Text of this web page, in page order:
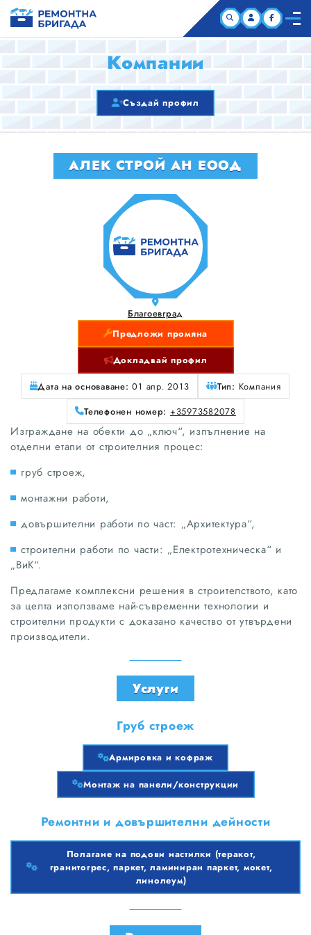
КОМПАНИИ
ЗА НАС
Компании
Създай профил
АЛЕК СТРОЙ АН ЕООД
Благоевград
Предложи промяна
Докладвай профил
Дата на основаване: 01 апр. 2013 Тип: Компания
Телефонен номер: +35973582078
Изграждане на обекти до „ключ“, изпълнение на
отделни етапи от строителния процес:
груб строеж,
монтажни работи,
довършителни работи по част: „Архитектура“,
строителни работи по части: „Електротехническа“ и
„ВиК“.
Предлагаме комплексни решения в строителството, като
за целта използваме най-съвременни технологии и
строителни продукти с доказано качество от утвърдени
производители.
Услуги
Груб строеж
Армировка и кофраж
Монтаж на панели/конструкции
Ремонтни и довършителни дейности
Полагане на подови настилки (теракот,
гранитогрес, паркет, ламиниран паркет, мокет,
линолеум)